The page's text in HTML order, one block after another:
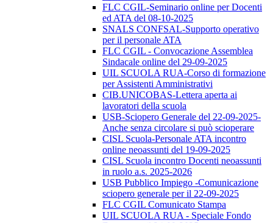
FLC CGIL-Seminario online per Docenti
ed ATA del 08-10-2025
SNALS CONFSAL-Supporto operativo
per il personale ATA
FLC CGIL - Convocazione Assemblea
Sindacale online del 29-09-2025
UIL SCUOLA RUA-Corso di formazione
per Assistenti Amministrativi
CIB.UNICOBAS-Lettera aperta ai
lavoratori della scuola
USB-Sciopero Generale del 22-09-2025-
Anche senza circolare si può scioperare
CISL Scuola-Personale ATA incontro
online neoassunti del 19-09-2025
CISL Scuola incontro Docenti neoassunti
in ruolo a.s. 2025-2026
USB Pubblico Impiego -Comunicazione
sciopero generale per il 22-09-2025
FLC CGIL Comunicato Stampa
UIL SCUOLA RUA - Speciale Fondo